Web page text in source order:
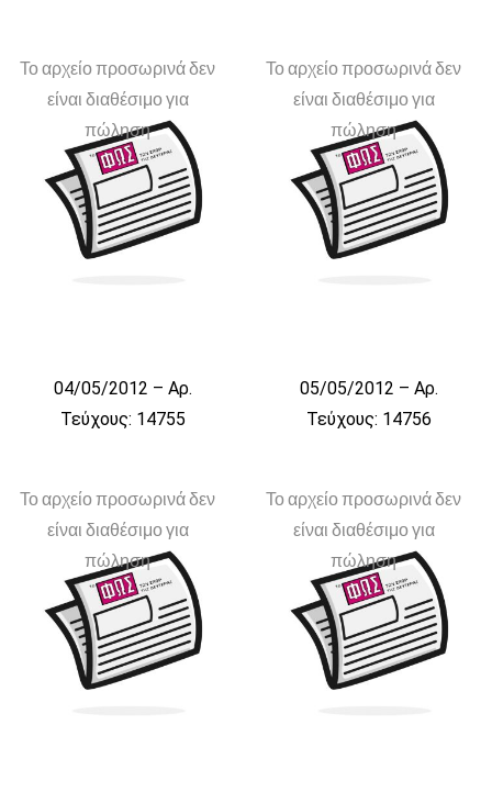
Το αρχείο προσωρινά δεν
είναι διαθέσιμο για
πώληση
04/05/2012 – Αρ.
Τεύχους: 14755
Το αρχείο προσωρινά δεν
είναι διαθέσιμο για
πώληση
05/05/2012 – Αρ.
Τεύχους: 14756
Το αρχείο προσωρινά δεν
είναι διαθέσιμο για
πώληση
Το αρχείο προσωρινά δεν
είναι διαθέσιμο για
πώληση